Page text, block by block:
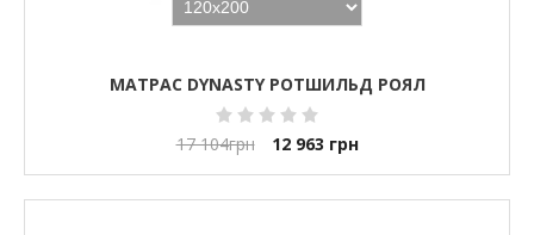
МАТРАС DYNASTY РОТШИЛЬД РОЯЛ
17 104грн 12 963 грн